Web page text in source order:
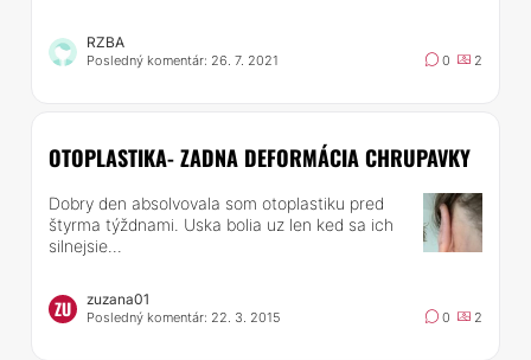
RZBA
Posledný komentár: 26. 7. 2021 0 2
OTOPLASTIKA- ZADNA DEFORMÁCIA CHRUPAVKY
Dobry den absolvovala som otoplastiku pred
štyrma týždnami. Uska bolia uz len ked sa ich
silnejsie...
ZU zuzana01
Posledný komentár: 22. 3. 2015 0 2